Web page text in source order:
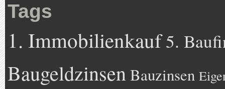
Tags
1. Immobilienkauf5.
BaugeldzinsenBauzinsen